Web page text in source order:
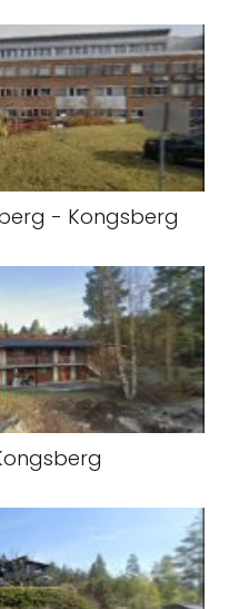
- Kongsberg